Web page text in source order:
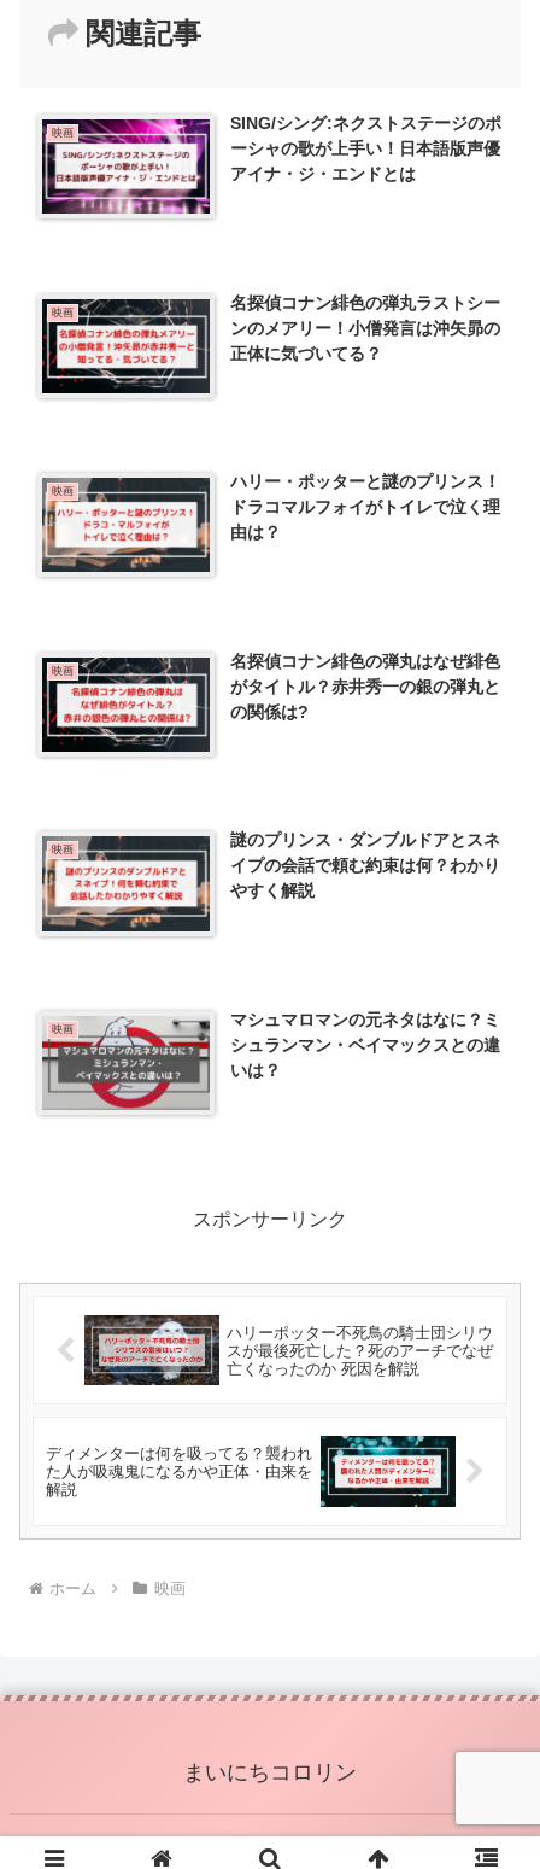
関連記事
映画
SING/シング:ネクストステージのポ
ーシャの歌が上手い！日本語版声優
アイナ・ジ・エンドとは
映画
名探偵コナン緋色の弾丸ラストシー
ンのメアリー！小僧発言は沖矢昴の
正体に気づいてる？
映画
ハリー・ポッターと謎のプリンス！
ドラコマルフォイがトイレで泣く理
由は？
映画
名探偵コナン緋色の弾丸はなぜ緋色
がタイトル？赤井秀一の銀の弾丸と
の関係は?
映画
謎のプリンス・ダンブルドアとスネ
イプの会話で頼む約束は何？わかり
やすく解説
映画
マシュマロマンの元ネタはなに？ミ
シュランマン・ベイマックスとの違
いは？
スポンサーリンク
ハリーポッター不死鳥の騎士団シリウ
スが最後死亡した？死のアーチでなぜ
亡くなったのか 死因を解説
ディメンターは何を吸ってる？襲われ
た人が吸魂鬼になるかや正体・由来を
解説
ホーム 映画
まいにちコロリン